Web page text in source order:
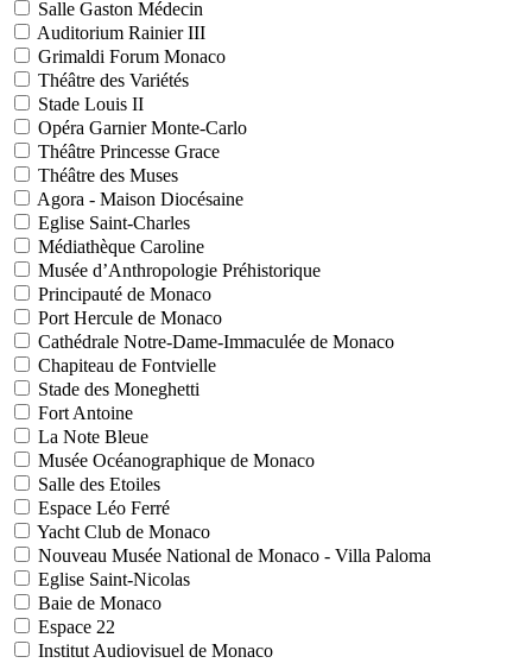
Salle Gaston Médecin
Auditorium Rainier III
Grimaldi Forum Monaco
Théâtre des Variétés
Stade Louis II
Opéra Garnier Monte-Carlo
Théâtre Princesse Grace
Théâtre des Muses
Agora - Maison Diocésaine
Eglise Saint-Charles
Médiathèque Caroline
Musée d’Anthropologie Préhistorique
Principauté de Monaco
Port Hercule de Monaco
Cathédrale Notre-Dame-Immaculée de Monaco
Chapiteau de Fontvielle
Stade des Moneghetti
Fort Antoine
La Note Bleue
Musée Océanographique de Monaco
Salle des Etoiles
Espace Léo Ferré
Yacht Club de Monaco
Nouveau Musée National de Monaco - Villa Paloma
Eglise Saint-Nicolas
Baie de Monaco
Espace 22
Institut Audiovisuel de Monaco